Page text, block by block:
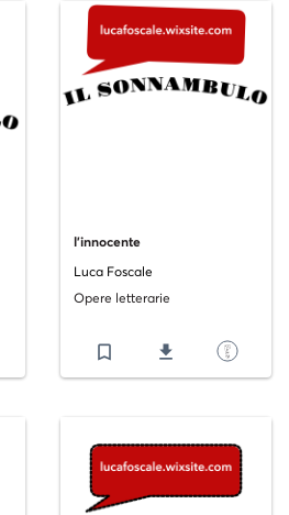
l'innocente
Luca Foscale
Opere letterarie
bookmark_border file_download